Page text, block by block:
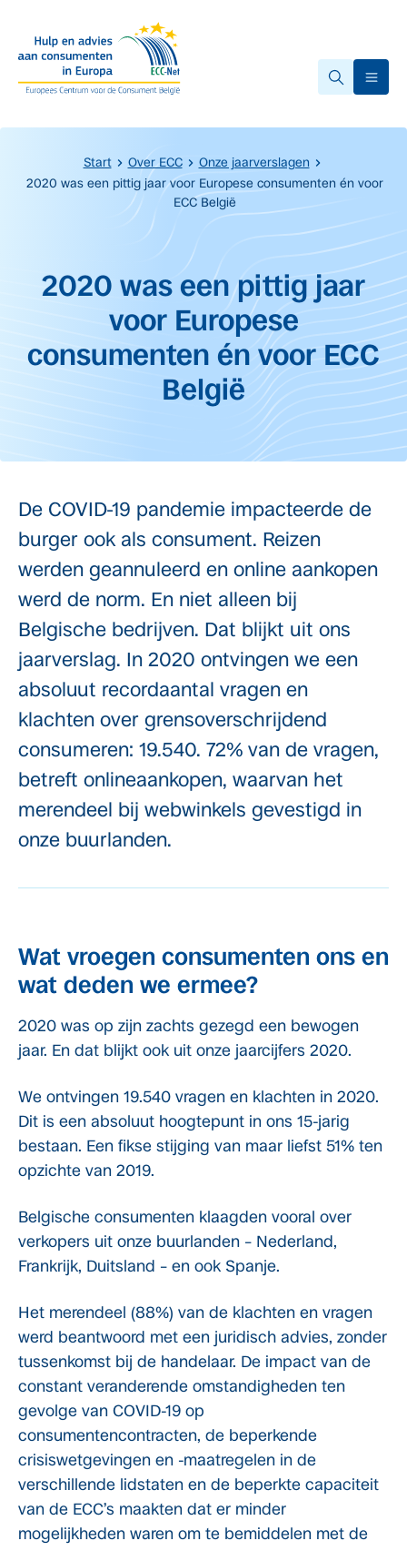
Start Over ECC
Onze jaarverslagen
2020 was een pittig jaar voor Europese consumenten én voor
ECC België
Start van de hoofdinhoud
2020 was een pittig jaar
voor Europese
consumenten én voor ECC
België
De COVID-19 pandemie impacteerde de
burger ook als consument. Reizen
werden geannuleerd en online aankopen
werd de norm. En niet alleen bij
Belgische bedrijven. Dat blijkt uit ons
jaarverslag. In 2020 ontvingen we een
absoluut recordaantal vragen en
klachten over grensoverschrijdend
consumeren: 19.540. 72% van de vragen,
betreft onlineaankopen, waarvan het
merendeel bij webwinkels gevestigd in
onze buurlanden.
Wat vroegen consumenten ons en
wat deden we ermee?
2020 was op zijn zachts gezegd een bewogen
jaar. En dat blijkt ook uit onze jaarcijfers 2020.
We ontvingen 19.540 vragen en klachten in 2020.
Dit is een absoluut hoogtepunt in ons 15-jarig
bestaan. Een fikse stijging van maar liefst 51% ten
opzichte van 2019.
Belgische consumenten klaagden vooral over
verkopers uit onze buurlanden – Nederland,
Frankrijk, Duitsland – en ook Spanje.
Het merendeel (88%) van de klachten en vragen
werd beantwoord met een juridisch advies, zonder
tussenkomst bij de handelaar. De impact van de
constant veranderende omstandigheden ten
gevolge van COVID-19 op
consumentencontracten, de beperkende
crisiswetgevingen en -maatregelen in de
verschillende lidstaten en de beperkte capaciteit
van de ECC’s maakten dat er minder
mogelijkheden waren om te bemiddelen met de